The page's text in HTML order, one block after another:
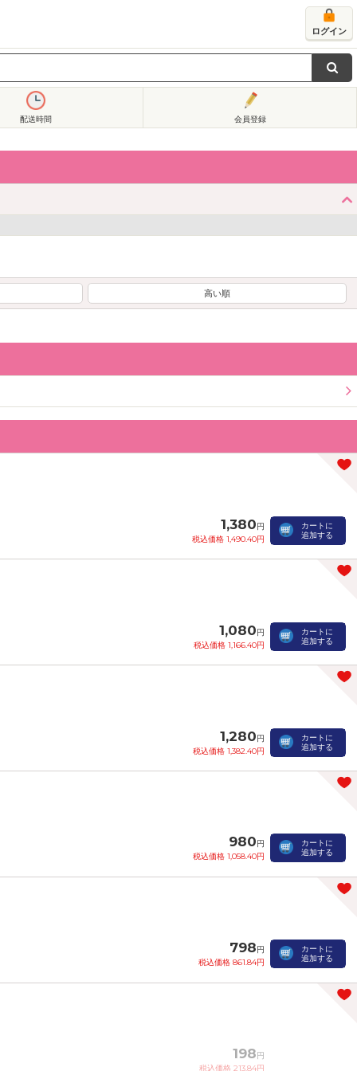
ログイン
配送時間 会員登録
高い順
1,380円
税込価格 1,490.40円
カートに
追加する
1,080円
税込価格 1,166.40円
カートに
追加する
1,280円
税込価格 1,382.40円
カートに
追加する
980円
税込価格 1,058.40円
カートに
追加する
798円
税込価格 861.84円
カートに
追加する
198 円
税込価格 213.84円